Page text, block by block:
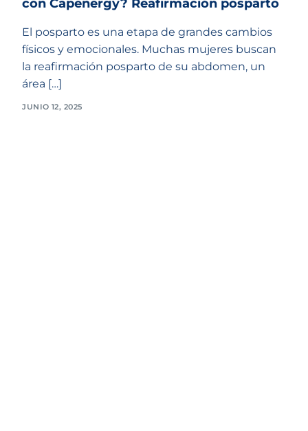
con Capenergy? Reafirmación posparto
El posparto es una etapa de grandes cambios
físicos y emocionales. Muchas mujeres buscan
la reafirmación posparto de su abdomen, un
área […]
JUNIO 12, 2025